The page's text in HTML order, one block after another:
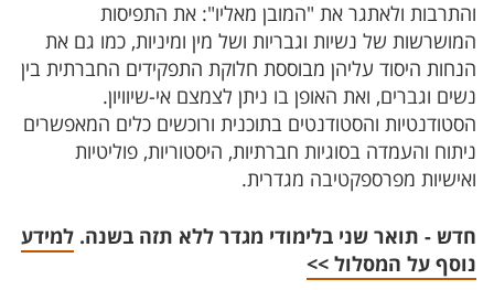
והתרבות ולאתגר את "המובן מאליו": את התפיסות
המושרשות של נשיות וגבריות ושל מין ומיניות, כמו גם את
הנחות היסוד עליהן מבוססת חלוקת התפקידים החברתית בין
נשים וגברים, ואת האופן בו ניתן לצמצם אי-שיוויון.
הסטודנטיות והסטודנטים בתוכנית ורוכשים כלים המאפשרים
ניתוח והעמדה בסוגיות חברתיות, היסטוריות, פוליטיות
ואישיות מפרספקטיבה מגדרית.
חדש - תואר שני בלימודי מגדר ללא תזה בשנה. למידע
נוסף על המסלול >>